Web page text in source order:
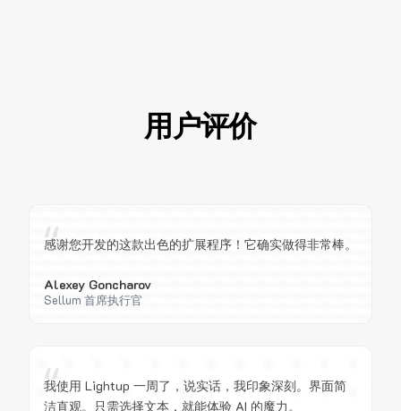
用户评价
“
感谢您开发的这款出色的扩展程序！它确实做得非常棒。
Alexey Goncharov
Sellum 首席执行官
“
我使用 Lightup 一周了，说实话，我印象深刻。界面简
洁直观。只需选择文本，就能体验 AI 的魔力。